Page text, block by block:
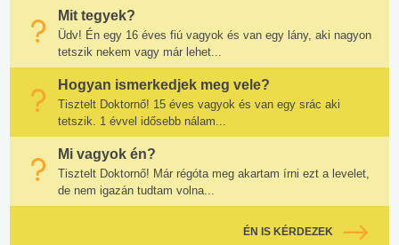
Mit tegyek?
Üdv! Én egy 16 éves fiú vagyok és van egy lány, aki nagyon
tetszik nekem vagy már lehet...
Hogyan ismerkedjek meg vele?
Tisztelt Doktornő! 15 éves vagyok és van egy srác aki
tetszik. 1 évvel idősebb nálam...
Mi vagyok én?
Tisztelt Doktornő! Már régóta meg akartam írni ezt a levelet,
de nem igazán tudtam volna...
ÉN IS KÉRDEZEK